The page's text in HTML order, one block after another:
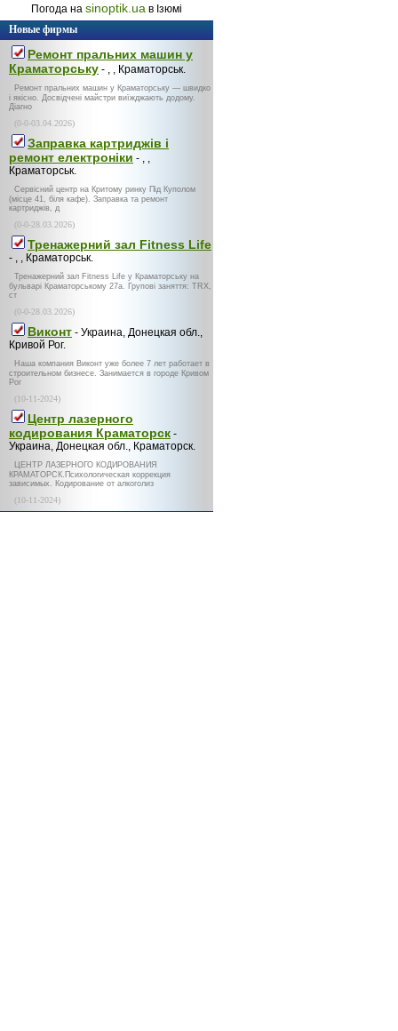
Погода на sinoptik.ua в Ізюмі
Новые фирмы
Ремонт пральних машин у
Краматорську - , , Краматорськ.
Ремонт пральних машин у Краматорську — швидко
і якісно. Досвідчені майстри виїжджають додому.
Діагно
(0-0-03.04.2026)
Заправка картриджів і
ремонт електроніки - , ,
Краматорськ.
Сервісний центр на Критому ринку Під Куполом
(місце 41, біля кафе). Заправка та ремонт
картриджів, д
(0-0-28.03.2026)
Тренажерний зал Fitness Life
- , , Краматорськ.
Тренажерний зал Fitness Life у Краматорську на
бульварі Краматорському 27а. Групові заняття: TRX,
ст
(0-0-28.03.2026)
Виконт - Украина, Донецкая обл.,
Кривой Рог.
Наша компания Виконт уже более 7 лет работает в
строительном бизнесе. Занимается в городе Кривом
Рог
(10-11-2024)
Центр лазерного
кодирования Краматорск -
Украина, Донецкая обл., Краматорск.
ЦЕНТР ЛАЗЕРНОГО КОДИРОВАНИЯ
КРАМАТОРСК.Психологическая коррекция
зависимых. Кодирование от алкоголиз
(10-11-2024)